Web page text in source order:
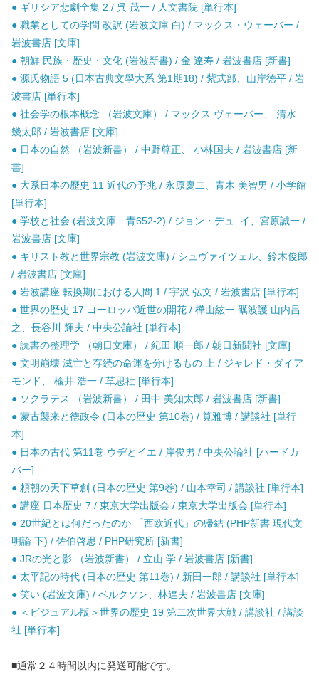
● ギリシア悲劇全集 2 / 呉 茂一 / 人文書院 [単行本]
● 職業としての学問 改訳 (岩波文庫 白) / マックス・ウェーバー /
岩波書店 [文庫]
● 朝鮮 民族・歴史・文化 (岩波新書) / 金 達寿 / 岩波書店 [新書]
● 源氏物語 5 (日本古典文學大系 第1期18) / 紫式部、山岸徳平 / 岩
波書店 [単行本]
● 社会学の根本概念 （岩波文庫） / マックス ヴェーバー、 清水
幾太郎 / 岩波書店 [文庫]
● 日本の自然 （岩波新書） / 中野尊正、 小林国夫 / 岩波書店 [新
書]
● 大系日本の歴史 11 近代の予兆 / 永原慶二、青木 美智男 / 小学館
[単行本]
● 学校と社会 (岩波文庫 青652-2) / ジョン・デュ−イ、宮原誠一 /
岩波書店 [文庫]
● キリスト教と世界宗教 (岩波文庫) / シュヴァイツェル、鈴木俊郎
/ 岩波書店 [文庫]
● 岩波講座 転換期における人間 1 / 宇沢 弘文 / 岩波書店 [単行本]
● 世界の歴史 17 ヨーロッパ近世の開花 / 樺山紘一 礪波護 山内昌
之、長谷川 輝夫 / 中央公論社 [単行本]
● 読書の整理学 （朝日文庫） / 紀田 順一郎 / 朝日新聞社 [文庫]
● 文明崩壊 滅亡と存続の命運を分けるもの 上 / ジャレド・ダイア
モンド、 楡井 浩一 / 草思社 [単行本]
● ソクラテス （岩波新書） / 田中 美知太郎 / 岩波書店 [新書]
● 蒙古襲来と徳政令 (日本の歴史 第10巻) / 筧雅博 / 講談社 [単行
本]
● 日本の古代 第11巻 ウヂとイエ / 岸俊男 / 中央公論社 [ハードカ
バー]
● 頼朝の天下草創 (日本の歴史 第9巻) / 山本幸司 / 講談社 [単行本]
● 講座 日本歴史 7 / 東京大学出版会 / 東京大学出版会 [単行本]
● 20世紀とは何だったのか 「西欧近代」の帰結 (PHP新書 現代文
明論 下) / 佐伯啓思 / PHP研究所 [新書]
● JRの光と影 （岩波新書） / 立山 学 / 岩波書店 [新書]
● 太平記の時代 (日本の歴史 第11巻) / 新田一郎 / 講談社 [単行本]
● 笑い (岩波文庫) / ベルクソン、林達夫 / 岩波書店 [文庫]
● ＜ビジュアル版＞世界の歴史 19 第二次世界大戦 / 講談社 / 講談
社 [単行本]
■通常２４時間以内に発送可能です。